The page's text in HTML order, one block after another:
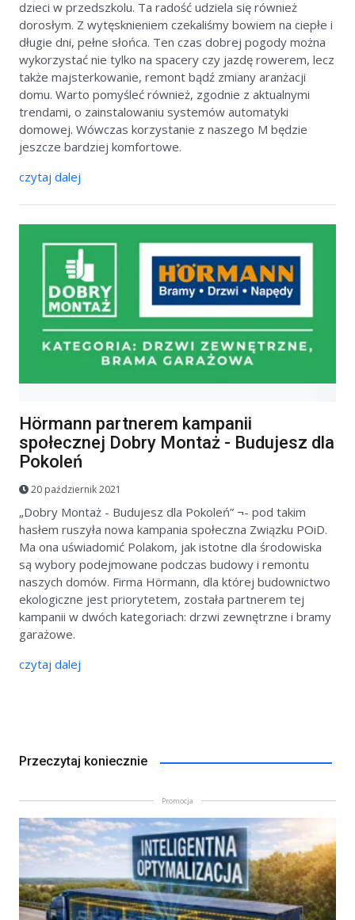
dzieci w przedszkolu. Ta radość udziela się również
dorosłym. Z wytęsknieniem czekaliśmy bowiem na ciepłe i
długie dni, pełne słońca. Ten czas dobrej pogody można
wykorzystać nie tylko na spacery czy jazdę rowerem, lecz
także majsterkowanie, remont bądź zmiany aranżacji
domu. Warto pomyśleć również, zgodnie z aktualnymi
trendami, o zainstalowaniu systemów automatyki
domowej. Wówczas korzystanie z naszego M będzie
jeszcze bardziej komfortowe.
czytaj dalej
Hörmann partnerem kampanii
społecznej Dobry Montaż - Budujesz dla
Pokoleń
20 październik 2021
„Dobry Montaż - Budujesz dla Pokoleń” ¬- pod takim
hasłem ruszyła nowa kampania społeczna Związku POiD.
Ma ona uświadomić Polakom, jak istotne dla środowiska
są wybory podejmowane podczas budowy i remontu
naszych domów. Firma Hörmann, dla której budownictwo
ekologiczne jest priorytetem, została partnerem tej
kampanii w dwóch kategoriach: drzwi zewnętrzne i bramy
garażowe.
czytaj dalej
Przeczytaj koniecznie
Promocja